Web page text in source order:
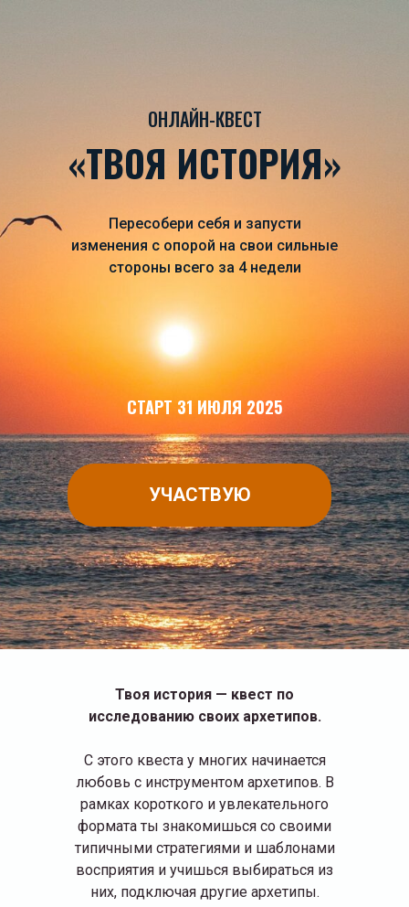
ОНЛАЙН-КВЕСТ
«ТВОЯ ИСТОРИЯ»
Пересобери себя и запусти
изменения с опорой на свои сильные
стороны всего за 4 недели
СТАРТ 31 ИЮЛЯ 2025
УЧАСТВУЮ
Твоя история — квест по
исследованию своих архетипов.
С этого квеста у многих начинается
любовь с инструментом архетипов. В
рамках короткого и увлекательного
формата ты знакомишься со своими
типичными стратегиями и шаблонами
восприятия и учишься выбираться из
них, подключая другие архетипы.